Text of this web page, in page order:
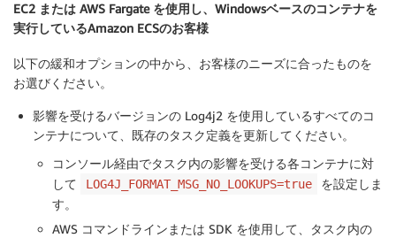
EC2 または AWS Fargate を使用し、Windowsベースのコンテナを
実行しているAmazon ECSのお客様
以下の緩和オプションの中から、お客様のニーズに合ったものを
お選びください。
影響を受けるバージョンの Log4j2 を使用しているすべてのコ
ンテナについて、既存のタスク定義を更新してください。
コンソール経由でタスク内の影響を受ける各コンテナに対
して
LOG4J_FORMAT_MSG_NO_LOOKUPS=true
を設定しま
す。
AWS コマンドラインまたは SDK を使用して、タスク内の